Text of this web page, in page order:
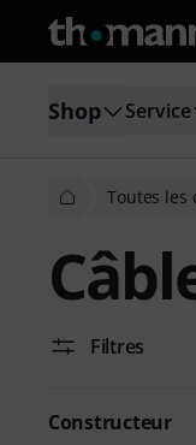
Shop Service
Toutes les
Filtres
Constructeur